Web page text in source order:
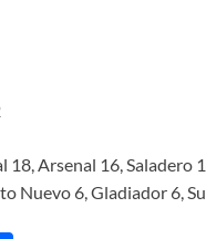
18, Arsenal 16,
Nuevo 6, Gladiador 6,